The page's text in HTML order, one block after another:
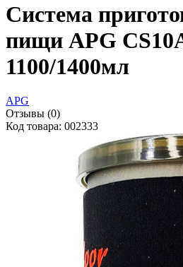
Система
пищи APG
1100/1400мл
APG
Отзывы (0)
Код товара: 002333